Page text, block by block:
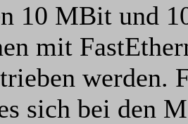
10 MBit und
mit
werden.
sich bei den